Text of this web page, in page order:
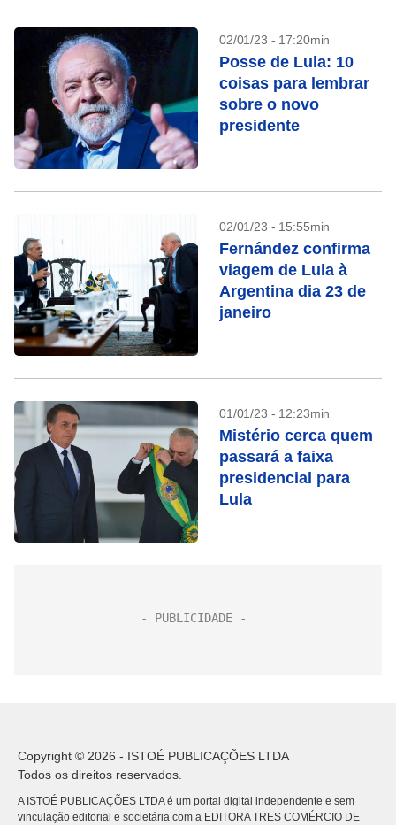
02/01/23 - 17:20min
Posse de Lula: 10
coisas para lembrar
sobre o novo
presidente
02/01/23 - 15:55min
Fernández confirma
viagem de Lula à
Argentina dia 23 de
janeiro
01/01/23 - 12:23min
Mistério cerca quem
passará a faixa
presidencial para
Lula
Copyright © 2026 - ISTOÉ PUBLICAÇÕES LTDA
Todos os direitos reservados.
A ISTOÉ PUBLICAÇÕES LTDA é um portal digital independente e sem
vinculação editorial e societária com a EDITORA TRES COMÉRCIO DE